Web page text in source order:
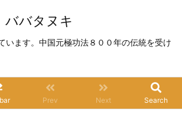
ババタヌキ
います。中国元極功法８００年の伝統を受け
Prev Next Search